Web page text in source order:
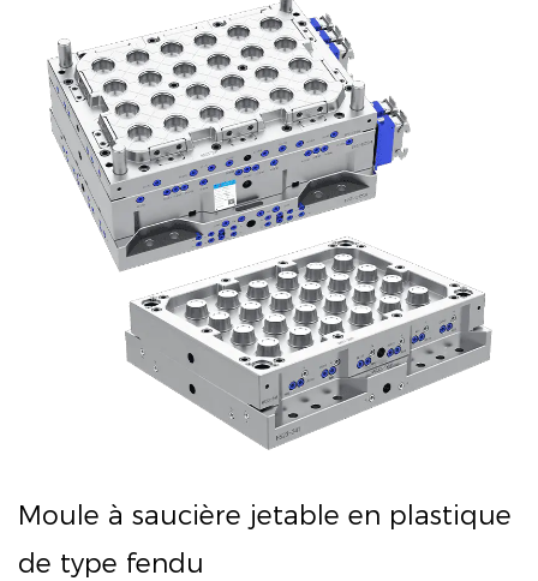
Moule à saucière jetable en plastique
de type fendu